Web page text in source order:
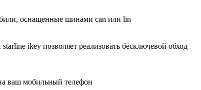
оснащенные шинами can или lin
ikey позволяет реализовать бесключевой обход
ваш мобильный телефон